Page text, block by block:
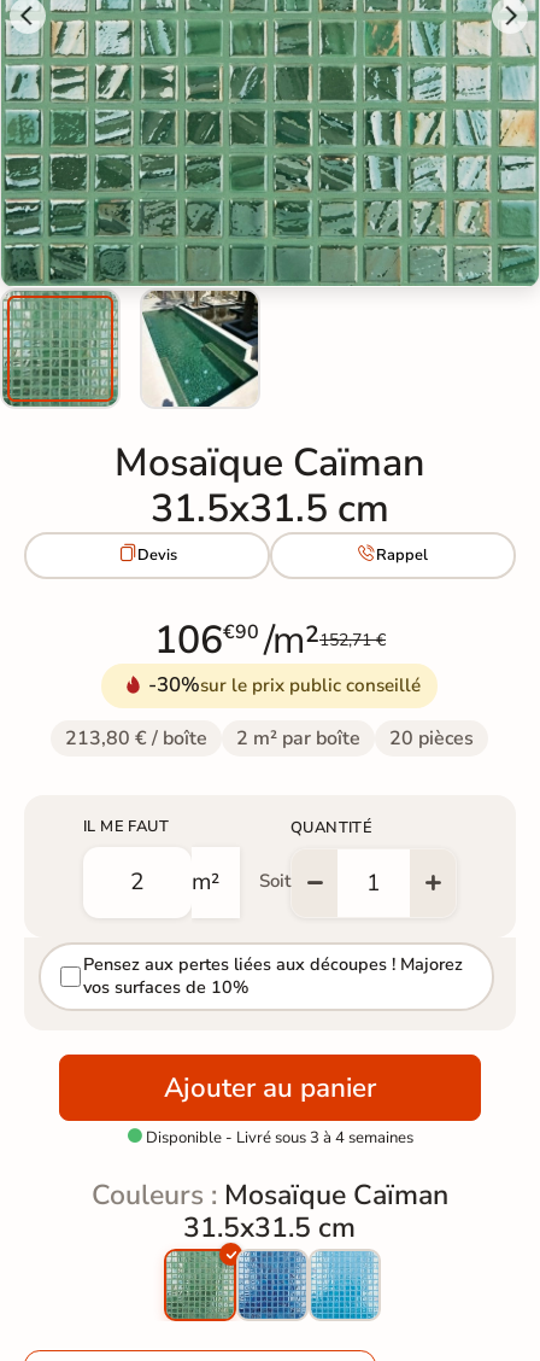
Mosaïque Caïman
31.5x31.5 cm
Devis Rappel
106€90 /m²152,71 €
-30%sur le prix public conseillé
213,80 € / boîte 2 m² par boîte 20 pièces
IL ME FAUT
m² Soit
QUANTITÉ
Pensez aux pertes liées aux découpes ! Majorez
vos surfaces de 10%
Ajouter au panier
Disponible - Livré sous 3 à 4 semaines
Couleurs : Mosaïque Caïman
31.5x31.5 cm